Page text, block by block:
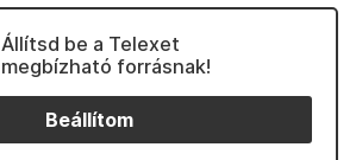
Állítsd be a Telexet
megbízható forrásnak!
Beállítom